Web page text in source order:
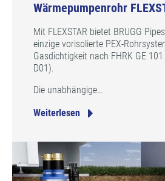
Wärmepumpenrohr
Mit FLEXSTAR bietet BRUGG
einzige vorisolierte PEX-
Gasdichtigkeit nach FHRK GE
D01).
Die unabhängige…
Weiterlesen